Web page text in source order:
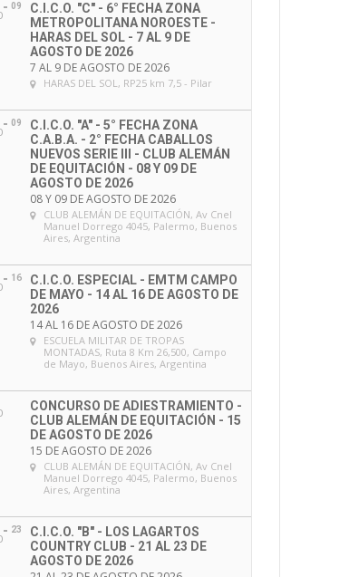
09
C.I.C.O. "C" - 6° FECHA ZONA
METROPOLITANA NOROESTE -
HARAS DEL SOL - 7 AL 9 DE
AGOSTO DE 2026
7 AL 9 DE AGOSTO DE 2026
HARAS DEL SOL, RP25 km 7,5 - Pilar
09
C.I.C.O. "A" - 5° FECHA ZONA
C.A.B.A. - 2° FECHA CABALLOS
NUEVOS SERIE III - CLUB ALEMÁN
DE EQUITACIÓN - 08 Y 09 DE
AGOSTO DE 2026
08 Y 09 DE AGOSTO DE 2026
CLUB ALEMÁN DE EQUITACIÓN, Av Cnel
Manuel Dorrego 4045, Palermo, Buenos
Aires, Argentina
16
C.I.C.O. ESPECIAL - EMTM CAMPO
DE MAYO - 14 AL 16 DE AGOSTO DE
2026
14 AL 16 DE AGOSTO DE 2026
ESCUELA MILITAR DE TROPAS
MONTADAS, Ruta 8 Km 26,500, Campo
de Mayo, Buenos Aires, Argentina
CONCURSO DE ADIESTRAMIENTO -
CLUB ALEMÁN DE EQUITACIÓN - 15
DE AGOSTO DE 2026
15 DE AGOSTO DE 2026
CLUB ALEMÁN DE EQUITACIÓN, Av Cnel
Manuel Dorrego 4045, Palermo, Buenos
Aires, Argentina
23
C.I.C.O. "B" - LOS LAGARTOS
COUNTRY CLUB - 21 AL 23 DE
AGOSTO DE 2026